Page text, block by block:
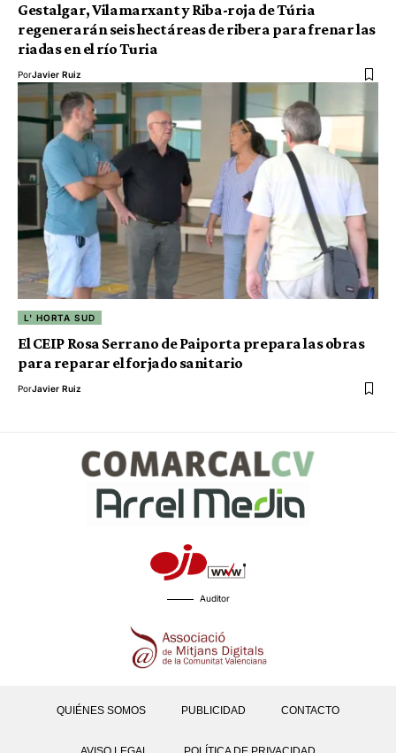
Gestalgar, Vilamarxant y Riba-roja de Túria
regenerarán seis hectáreas de ribera para frenar las
riadas en el río Turia
PorJavier Ruiz
L' HORTA SUD
El CEIP Rosa Serrano de Paiporta prepara las obras
para reparar el forjado sanitario
PorJavier Ruiz
Auditor
QUIÉNES SOMOS PUBLICIDAD CONTACTO